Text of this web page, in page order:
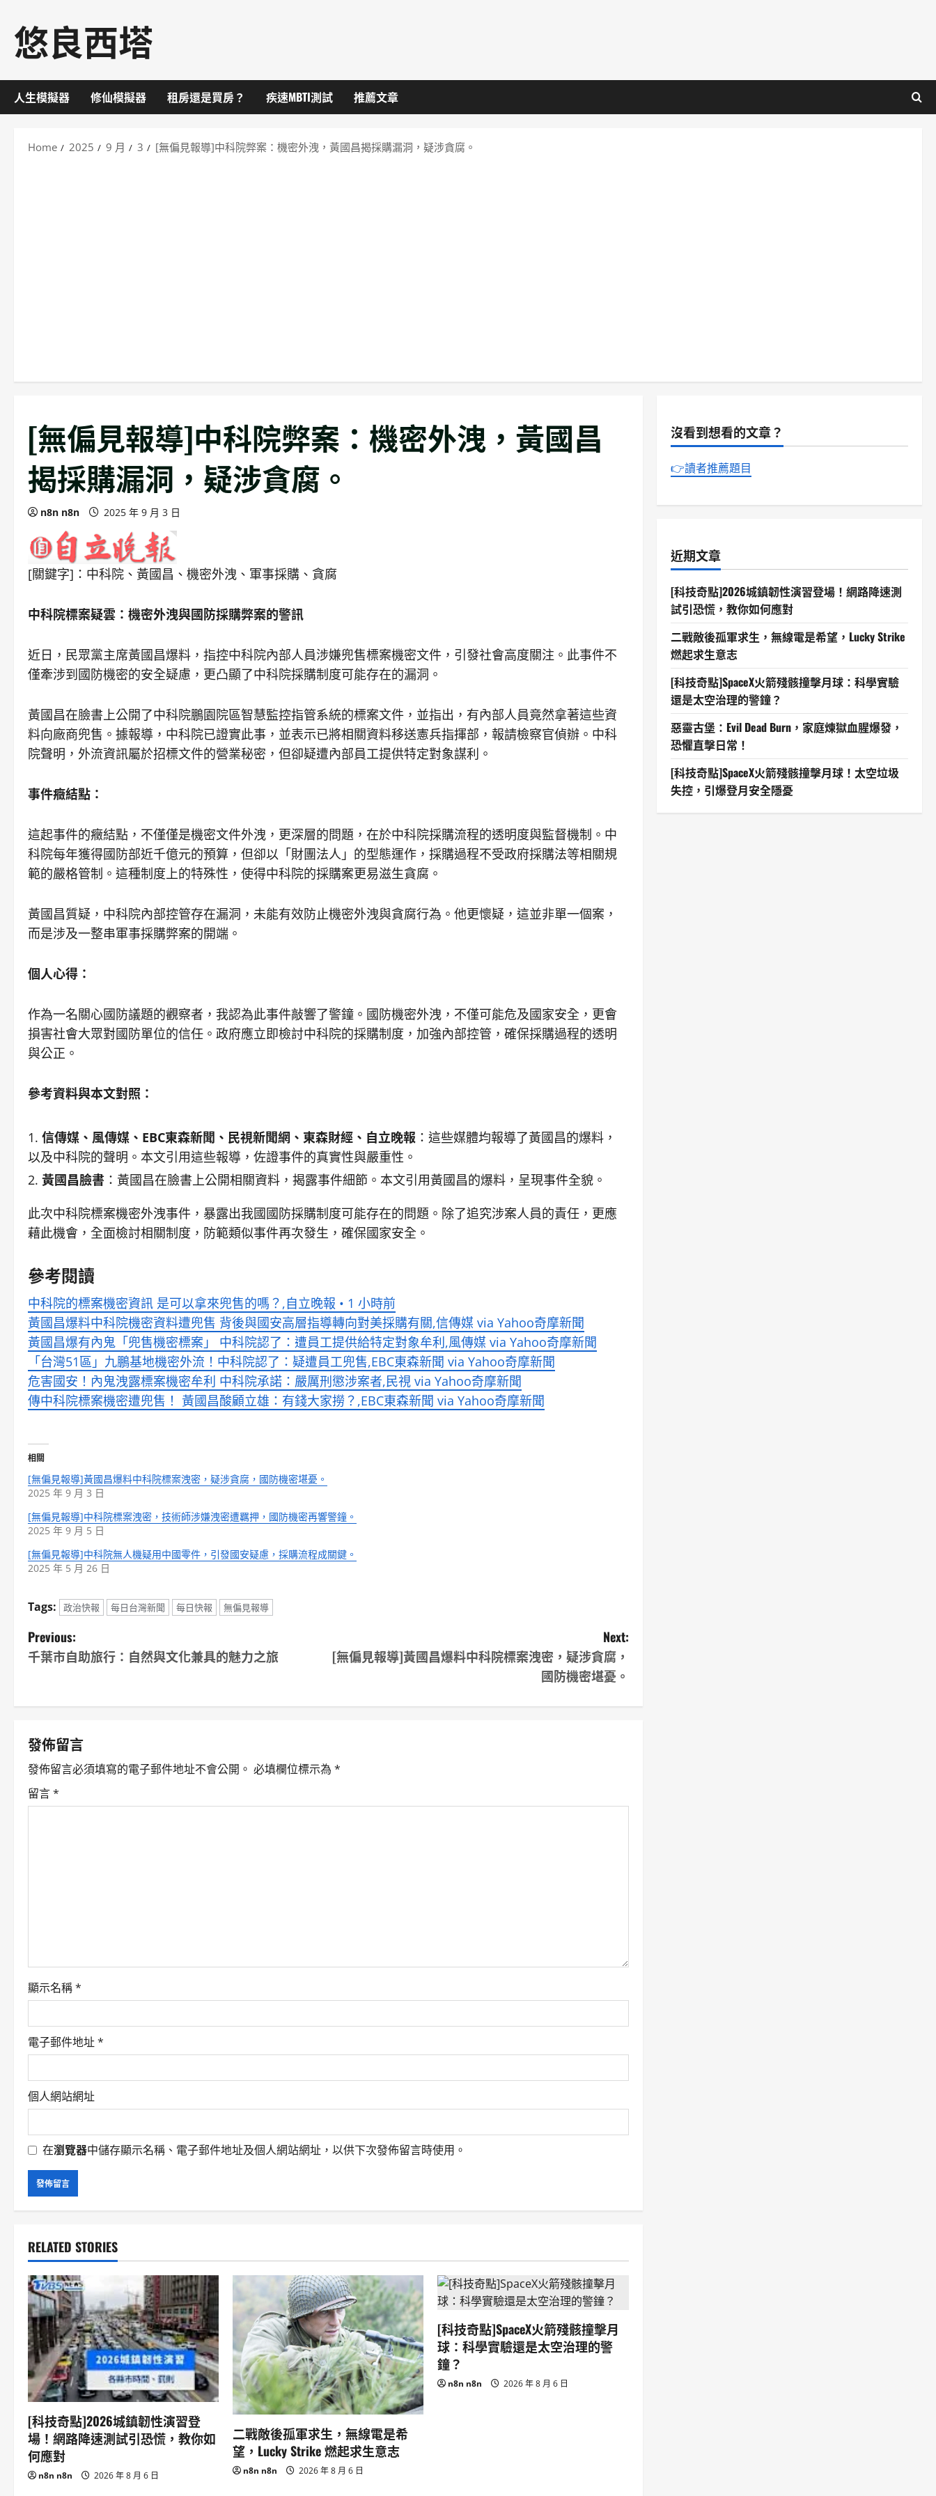
content
悠良西塔
人生模擬器 修仙模擬器 租房還是買房？ 疾速MBTI測試 推薦文章
Home 2025 9 月 3 [無偏見報導]中科院弊案：機密外洩，黃國昌揭採購漏洞，疑涉貪腐。
[無偏見報導]中科院弊案：機密外洩，黃國昌
揭採購漏洞，疑涉貪腐。
n8n n8n 2025 年 9 月 3 日
[關鍵字]：中科院、黃國昌、機密外洩、軍事採購、貪腐
中科院標案疑雲：機密外洩與國防採購弊案的警訊
近日，民眾黨主席黃國昌爆料，指控中科院內部人員涉嫌兜售標案機密文件，引發社會高度關注。此事件不
僅牽涉到國防機密的安全疑慮，更凸顯了中科院採購制度可能存在的漏洞。
黃國昌在臉書上公開了中科院鵬園院區智慧監控指管系統的標案文件，並指出，有內部人員竟然拿著這些資
料向廠商兜售。據報導，中科院已證實此事，並表示已將相關資料移送憲兵指揮部，報請檢察官偵辦。中科
院聲明，外流資訊屬於招標文件的營業秘密，但卻疑遭內部員工提供特定對象謀利。
事件癥結點：
這起事件的癥結點，不僅僅是機密文件外洩，更深層的問題，在於中科院採購流程的透明度與監督機制。中
科院每年獲得國防部近千億元的預算，但卻以「財團法人」的型態運作，採購過程不受政府採購法等相關規
範的嚴格管制。這種制度上的特殊性，使得中科院的採購案更易滋生貪腐。
黃國昌質疑，中科院內部控管存在漏洞，未能有效防止機密外洩與貪腐行為。他更懷疑，這並非單一個案，
而是涉及一整串軍事採購弊案的開端。
個人心得：
作為一名關心國防議題的觀察者，我認為此事件敲響了警鐘。國防機密外洩，不僅可能危及國家安全，更會
損害社會大眾對國防單位的信任。政府應立即檢討中科院的採購制度，加強內部控管，確保採購過程的透明
與公正。
參考資料與本文對照：
信傳媒、風傳媒、EBC東森新聞、民視新聞網、東森財經、自立晚報 ：這些媒體均報導了黃國昌的爆料，
以及中科院的聲明。本文引用這些報導，佐證事件的真實性與嚴重性。
黃國昌臉書 ：黃國昌在臉書上公開相關資料，揭露事件細節。本文引用黃國昌的爆料，呈現事件全貌。
此次中科院標案機密外洩事件，暴露出我國國防採購制度可能存在的問題。除了追究涉案人員的責任，更應
藉此機會，全面檢討相關制度，防範類似事件再次發生，確保國家安全。
參考閱讀
中科院的標案機密資訊 是可以拿來兜售的嗎？,自立晚報 • 1 小時前
黃國昌爆料中科院機密資料遭兜售 背後與國安高層指導轉向對美採購有關,信傳媒 via Yahoo奇摩新聞
黃國昌爆有內鬼「兜售機密標案」 中科院認了：遭員工提供給特定對象牟利,風傳媒 via Yahoo奇摩新聞
「台灣51區」九鵬基地機密外流！中科院認了：疑遭員工兜售,EBC東森新聞 via Yahoo奇摩新聞
危害國安！內鬼洩露標案機密牟利 中科院承諾：嚴厲刑懲涉案者,民視 via Yahoo奇摩新聞
傳中科院標案機密遭兜售！ 黃國昌酸顧立雄：有錢大家撈？,EBC東森新聞 via Yahoo奇摩新聞
相關
[無偏見報導]黃國昌爆料中科院標案洩密，疑涉貪腐，國防機密堪憂。
2025 年 9 月 3 日
[無偏見報導]中科院標案洩密，技術師涉嫌洩密遭羈押，國防機密再響警鐘。
2025 年 9 月 5 日
[無偏見報導]中科院無人機疑用中國零件，引發國安疑慮，採購流程成關鍵。
2025 年 5 月 26 日
Tags: 政治快報 每日台灣新聞 每日快報 無偏見報導
P
o
s
n
a
v
i
o
n
Previous:
千葉市自助旅行：自然與文化兼具的魅力之旅
Next:
[無偏見報導]黃國昌爆料中科院標案洩密，疑涉貪腐，
國防機密堪憂。
發佈留言
發佈留言必須填寫的電子郵件地址不會公開。 必填欄位標示為 *
留言*
顯示名稱*
電子郵件地址*
個人網站網址
在瀏覽器中儲存顯示名稱、電子郵件地址及個人網站網址，以供下次發佈留言時使用。
RELATED STORIES
[科技奇點]2026城鎮韌性演習登
場！網路降速測試引恐慌，教你如
何應對
n8n n8n 2026 年 8 月 6 日
二戰敵後孤軍求生，無線電是希
望，Lucky Strike 燃起求生意志
n8n n8n 2026 年 8 月 6 日
[科技奇點]SpaceX火箭殘骸撞擊月
球：科學實驗還是太空治理的警
鐘？
n8n n8n 2026 年 8 月 6 日
沒看到想看的文章？
👉讀者推薦題目
近期文章
[科技奇點]2026城鎮韌性演習登場！網路降速測
試引恐慌，教你如何應對
二戰敵後孤軍求生，無線電是希望，Lucky Strike
燃起求生意志
[科技奇點]SpaceX火箭殘骸撞擊月球：科學實驗
還是太空治理的警鐘？
惡靈古堡：Evil Dead Burn，家庭煉獄血腥爆發，
恐懼直擊日常！
[科技奇點]SpaceX火箭殘骸撞擊月球！太空垃圾
失控，引爆登月安全隱憂